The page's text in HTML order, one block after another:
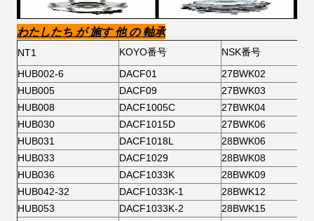
わたしたち が 施す 他 の 軸承
NT1 KOYO番号
NSK番号
HUB002-6
DACF01
27BWK02
HUB005
DACF09
27BWK03
HUB008
DACF1005C
27BWK04
HUB030
DACF1015D
27BWK06
HUB031
DACF1018L
28BWK06
HUB033
DACF1029
28BWK08
HUB036
DACF1033K
28BWK09
HUB042-32
DACF1033K-1
28BWK12
HUB053
DACF1033K-2
28BWK15